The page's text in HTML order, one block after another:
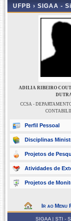
UFPB › SIGAA -
ADILIA RIBEIRO
CCSA -
Perfil Pessoal
Disciplinas
Projetos de
Atividades de
Projetos de
Ir ao Menu
SIGAA | STI -